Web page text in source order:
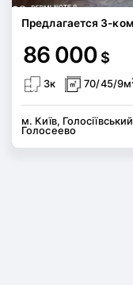
Предлагается 3-
86 000 $
3к 70/45/9м
м. Київ,
Голосеево